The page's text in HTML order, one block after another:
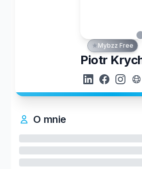
Mybzz Free
Piotr
O mnie